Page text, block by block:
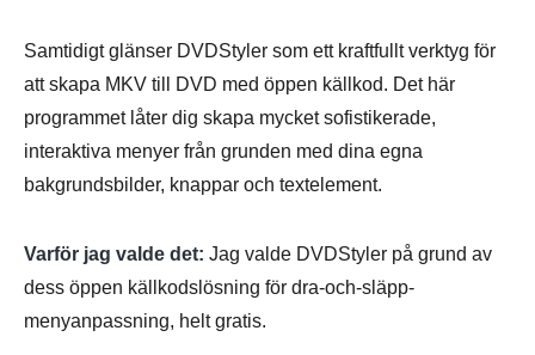
Samtidigt glänser DVDStyler som ett kraftfullt verktyg för
att skapa MKV till DVD med öppen källkod. Det här
programmet låter dig skapa mycket sofistikerade,
interaktiva menyer från grunden med dina egna
bakgrundsbilder, knappar och textelement.
Varför jag valde det: Jag valde DVDStyler på grund av
dess öppen källkodslösning för dra-och-släpp-
menyanpassning, helt gratis.